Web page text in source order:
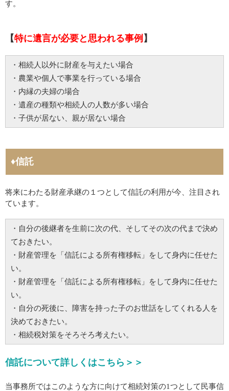
す。
【特に遺言が必要と思われる事例 】
・相続人以外に財産を与えたい場合
・農業や個人で事業を行っている場合
・内縁の夫婦の場合
・遺産の種類や相続人の人数が多い場合
・子供が居ない、親が居ない場合
♦信託
将来にわたる財産承継の１つとして信託の利用が今、注目され
ています。
・自分の後継者を生前に次の代、そしてその次の代まで決め
ておきたい。
・財産管理を「信託による所有権移転」をして身内に任せた
い。
・財産管理を「信託による所有権移転」をして身内に任せた
い。
・自分の死後に、障害を持った子のお世話をしてくれる人を
決めておきたい。
・相続税対策をそろそろ考えたい。
信託について詳しくはこちら＞＞
当事務所ではこのような方に向けて相続対策の1つとして民事信